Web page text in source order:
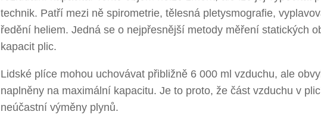
technik. Patří mezi ně spirometrie, tělesná pletysmografie,
ředění heliem. Jedná se o nejpřesnější metody měření statických
kapacit plic.
Lidské plíce mohou uchovávat přibližně 6 000 ml vzduchu, ale
naplněny na maximální kapacitu. Je to proto, že část vzduchu v
neúčastní výměny plynů.